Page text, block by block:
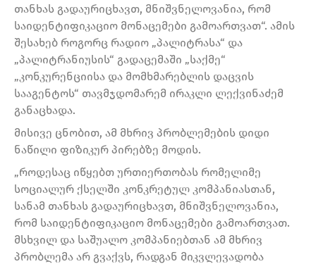
თანხას გადაურიცხავთ, მნიშვნელოვანია, რომ
საიდენტიფიკაციო მონაცემები გამოართვათ“. ამის
შესახებ როგორც რადიო „პალიტრასა“ და
„პალიტრანიუსის“ გადაცემაში „საქმე“
„კონკურენციისა და მომხმარებლის დაცვის
სააგენტოს“ თავმჯდომარემ ირაკლი ლექვინაძემ
განაცხადა.
მისივე ცნობით, ამ მხრივ პრობლემების დიდი
ნაწილი ფიზიკურ პირებზე მოდის.
„როდესაც იწყებთ ურთიერთობას რომელიმე
სოციალურ ქსელში კონკრეტულ კომპანიასთან,
სანამ თანხას გადაურიცხავთ, მნიშვნელოვანია,
რომ საიდენტიფიკაციო მონაცემები გამოართვათ.
მსხვილ და საშუალო კომპანიებთან ამ მხრივ
პრობლემა არ გვაქვს, რადგან მიკვლევადობა